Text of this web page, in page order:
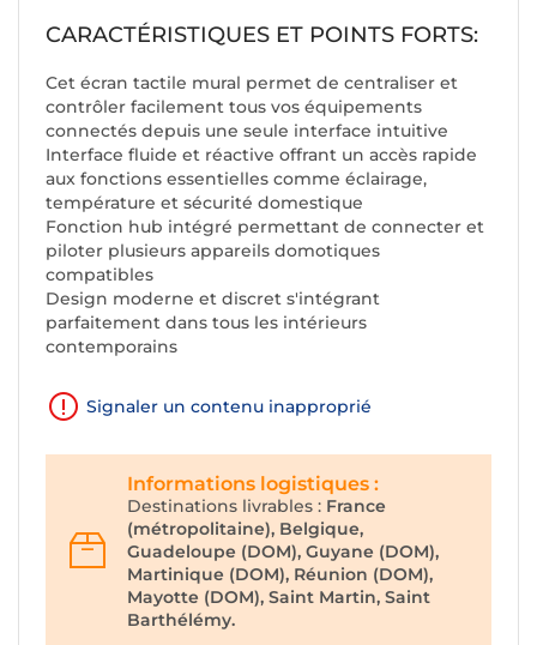
CARACTÉRISTIQUES ET POINTS FORTS:
Cet écran tactile mural permet de centraliser et
contrôler facilement tous vos équipements
connectés depuis une seule interface intuitive
Interface fluide et réactive offrant un accès rapide
aux fonctions essentielles comme éclairage,
température et sécurité domestique
Fonction hub intégré permettant de connecter et
piloter plusieurs appareils domotiques
compatibles
Design moderne et discret s'intégrant
parfaitement dans tous les intérieurs
contemporains
Signaler un contenu inapproprié
Informations logistiques :
Destinations livrables : France
(métropolitaine), Belgique,
Guadeloupe (DOM), Guyane (DOM),
Martinique (DOM), Réunion (DOM),
Mayotte (DOM), Saint Martin, Saint
Barthélémy.